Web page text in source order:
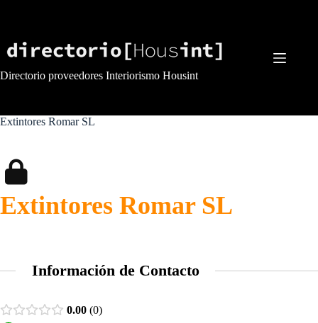
Directorio proveedores Interiorismo Housint
Extintores Romar SL
Extintores Romar SL
Información de Contacto
0.00 0